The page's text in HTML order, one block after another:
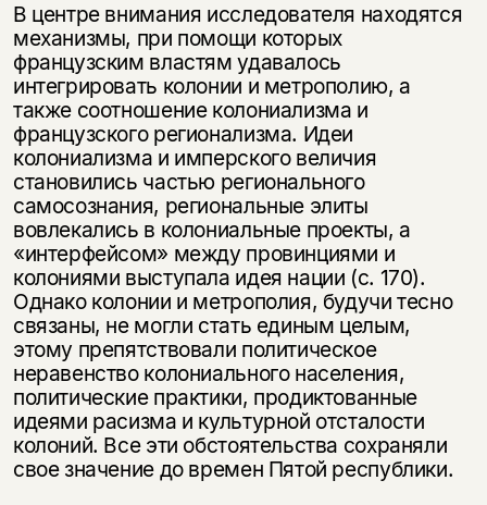
В центре внимания исследователя находятся
механизмы, при помощи которых
французским властям удавалось
интегрировать колонии и метрополию, а
также соотношение колониализма и
французского регионализма. Идеи
колониализма и имперского величия
становились частью регионального
самосознания, региональные элиты
вовлекались в колониальные проекты, а
«интерфейсом» между провинциями и
колониями выступала идея нации (с. 170).
Однако колонии и метрополия, будучи тесно
связаны, не могли стать единым целым,
этому препятствовали политическое
неравенство колониального населения,
политические практики, продиктованные
идеями расизма и культурной отсталости
колоний. Все эти обстоятельства сохраняли
свое значение до времен Пятой республики.